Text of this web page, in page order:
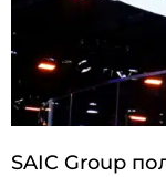
SAIC Group